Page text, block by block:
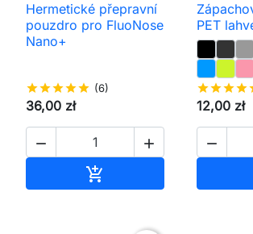
Hermetické přepravní
pouzdro pro FluoNose
Nano+
starstarstarstarstar (6)
36,00 zł
 

PET
starstarstarstar
12,00 zł
